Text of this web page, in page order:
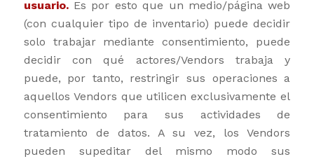
usuario.Es por esto que un medio/página web
(con cualquier tipo de inventario) puede decidir
solo trabajar mediante consentimiento, puede
decidir con qué actores/Vendors trabaja y
puede, por tanto, restringir sus operaciones a
aquellos Vendors que utilicen exclusivamente el
consentimiento para sus actividades de
tratamiento de datos. A su vez, los Vendors
pueden supeditar del mismo modo sus